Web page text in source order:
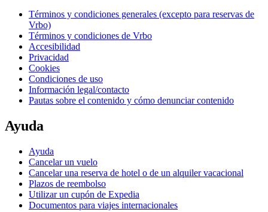
Términos y condiciones generales (excepto para reservas de
Vrbo)
Términos y condiciones de Vrbo
Accesibilidad
Privacidad
Cookies
Condiciones de uso
Información legal/contacto
Pautas sobre el contenido y cómo denunciar contenido
Ayuda
Ayuda
Cancelar un vuelo
Cancelar una reserva de hotel o de un alquiler vacacional
Plazos de reembolso
Utilizar un cupón de Expedia
Documentos para viajes internacionales